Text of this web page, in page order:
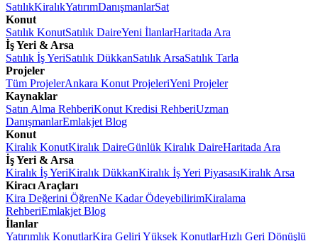
SatılıkKiralıkYatırımDanışmanlarSat
Konut
Satılık KonutSatılık DaireYeni İlanlarHaritada Ara
İş Yeri & Arsa
Satılık İş YeriSatılık DükkanSatılık ArsaSatılık Tarla
Projeler
Tüm ProjelerAnkara Konut ProjeleriYeni Projeler
Kaynaklar
Satın Alma RehberiKonut Kredisi RehberiUzman
DanışmanlarEmlakjet Blog
Konut
Kiralık KonutKiralık DaireGünlük Kiralık DaireHaritada Ara
İş Yeri & Arsa
Kiralık İş YeriKiralık DükkanKiralık İş Yeri PiyasasıKiralık Arsa
Kiracı Araçları
Kira Değerini ÖğrenNe Kadar ÖdeyebilirimKiralama
RehberiEmlakjet Blog
İlanlar
Yatırımlık KonutlarKira Geliri Yüksek KonutlarHızlı Geri Dönüşlü